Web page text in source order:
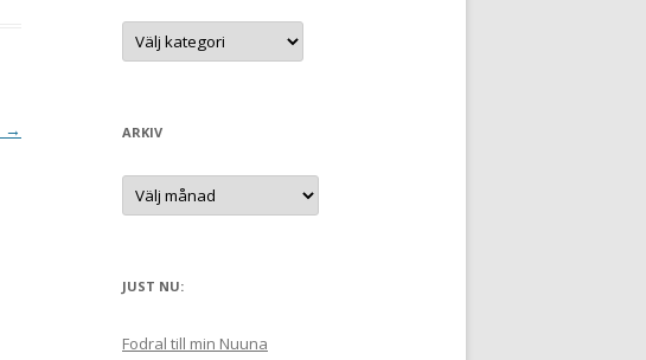
→
t
e
K
t
r
i
r
ARKIV
A
k
JUST NU:
Fodral till min Nuuna